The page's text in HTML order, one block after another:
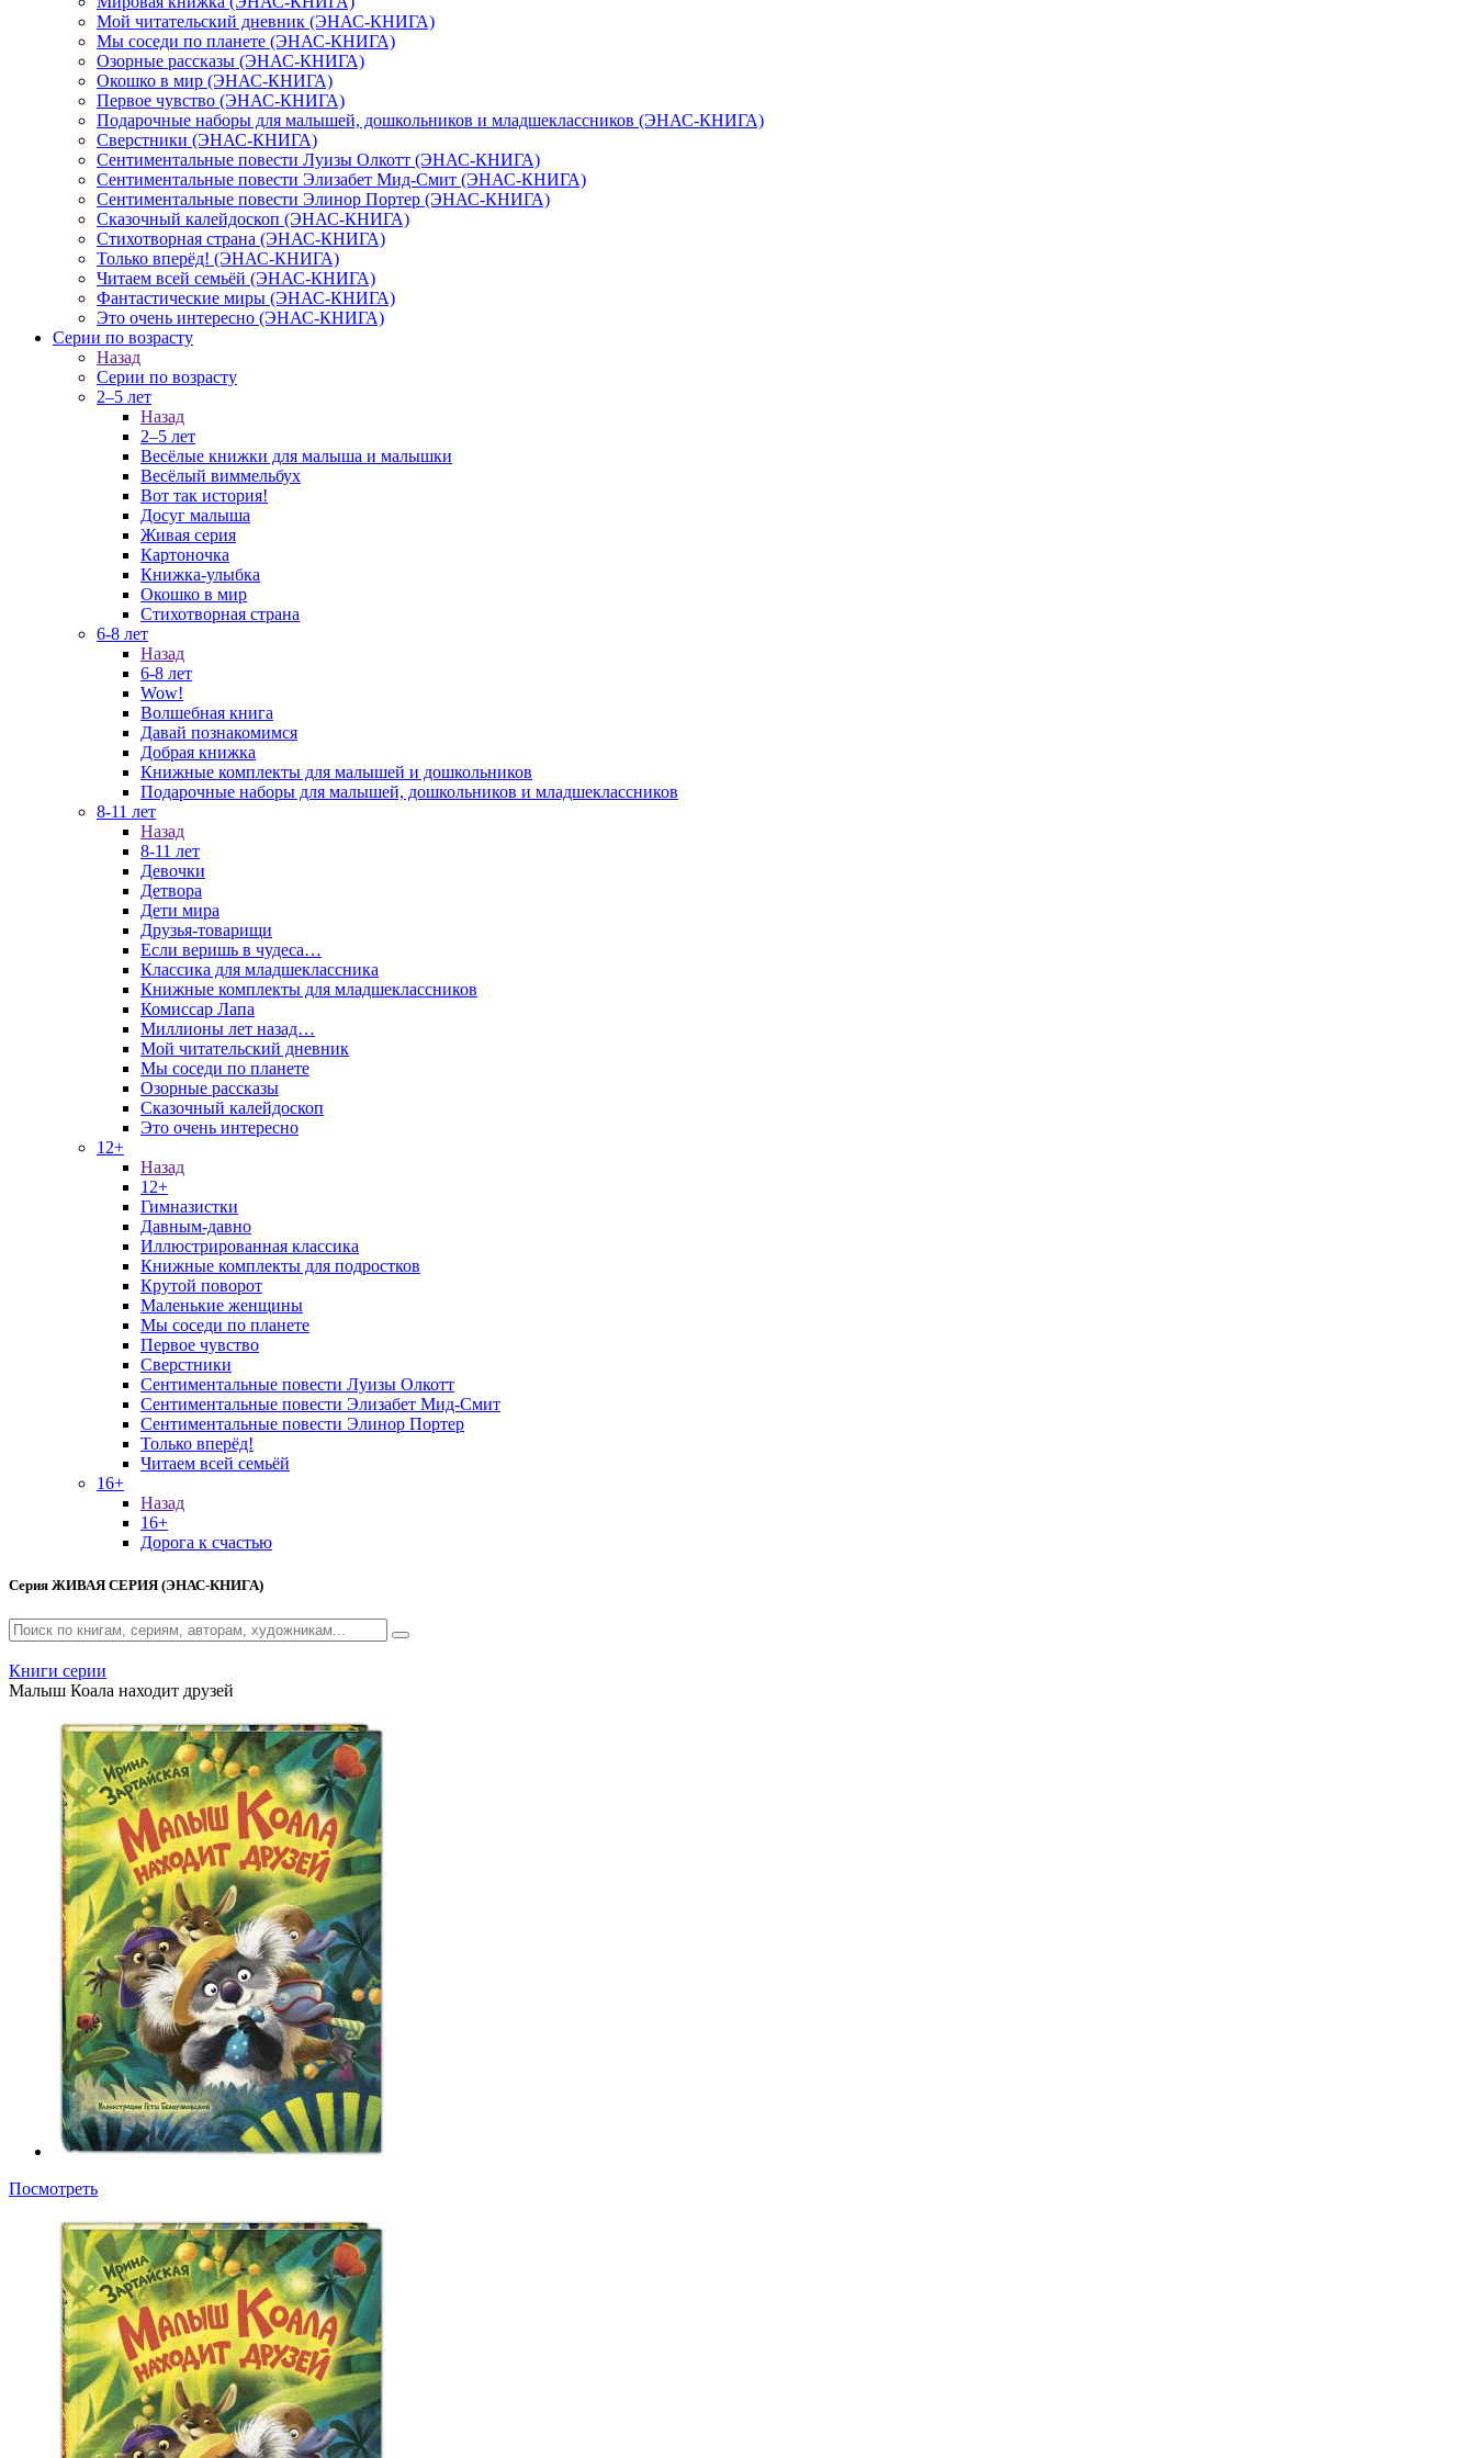
Мой читательский дневник (ЭНАС-КНИГА)
Мы соседи по планете (ЭНАС-КНИГА)
Озорные рассказы (ЭНАС-КНИГА)
Окошко в мир (ЭНАС-КНИГА)
Первое чувство (ЭНАС-КНИГА)
Подарочные наборы для малышей, дошкольников и младшеклассников (ЭНАС-КНИГА)
Сверстники (ЭНАС-КНИГА)
Сентиментальные повести Луизы Олкотт (ЭНАС-КНИГА)
Сентиментальные повести Элизабет Мид-Смит (ЭНАС-КНИГА)
Сентиментальные повести Элинор Портер (ЭНАС-КНИГА)
Сказочный калейдоскоп (ЭНАС-КНИГА)
Стихотворная страна (ЭНАС-КНИГА)
Только вперёд! (ЭНАС-КНИГА)
Читаем всей семьёй (ЭНАС-КНИГА)
Фантастические миры (ЭНАС-КНИГА)
Это очень интересно (ЭНАС-КНИГА)
Серии по возрасту
Назад
Серии по возрасту
2–5 лет
Назад
2–5 лет
Весёлые книжки для малыша и малышки
Весёлый виммельбух
Вот так история!
Досуг малыша
Живая серия
Картоночка
Книжка-улыбка
Окошко в мир
Стихотворная страна
6-8 лет
Назад
6-8 лет
Wow!
Волшебная книга
Давай познакомимся
Добрая книжка
Книжные комплекты для малышей и дошкольников
Подарочные наборы для малышей, дошкольников и младшеклассников
8-11 лет
Назад
8-11 лет
Девочки
Детвора
Дети мира
Друзья-товарищи
Если веришь в чудеса…
Классика для младшеклассника
Книжные комплекты для младшеклассников
Комиссар Лапа
Миллионы лет назад…
Мой читательский дневник
Мы соседи по планете
Озорные рассказы
Сказочный калейдоскоп
Это очень интересно
12+
Назад
12+
Гимназистки
Давным-давно
Иллюстрированная классика
Книжные комплекты для подростков
Крутой поворот
Маленькие женщины
Мы соседи по планете
Первое чувство
Сверстники
Сентиментальные повести Луизы Олкотт
Сентиментальные повести Элизабет Мид-Смит
Сентиментальные повести Элинор Портер
Только вперёд!
Читаем всей семьёй
16+
Назад
16+
Дорога к счастью
Серия ЖИВАЯ СЕРИЯ (ЭНАС-КНИГА)
Книги серии
Малыш Коала находит друзей
Посмотреть